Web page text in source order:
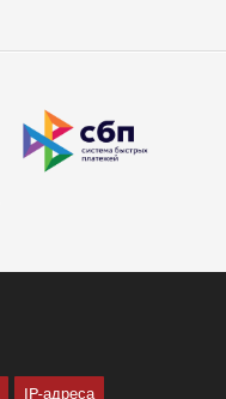
IP-адреса